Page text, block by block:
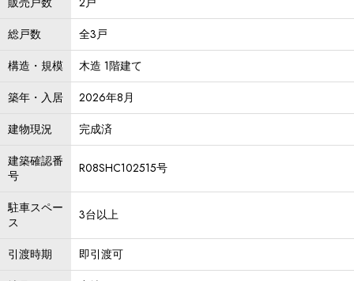
総戸数
全3戸
構造・規模
木造 1階建て
築年・入居
2026年8月
建物現況
完成済
建築確認番
号
R08SHC102515号
駐車スペー
ス
3台以上
引渡時期
即引渡可